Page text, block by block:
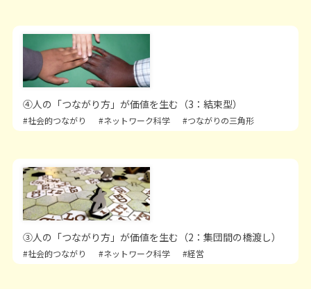
④人の「つながり方」が価値を生む（3：結束型）
#社会的つながり #ネットワーク科学 #つながりの三角形
③人の「つながり方」が価値を生む（2：集団間の橋渡し）
#社会的つながり #ネットワーク科学 #経営